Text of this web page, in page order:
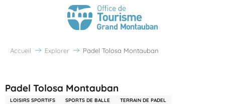
Accueil Explorer Padel Tolosa Montauban
Padel Tolosa Montauban
LOISIRS SPORTIFS SPORTS DE BALLE TERRAIN DE PADEL